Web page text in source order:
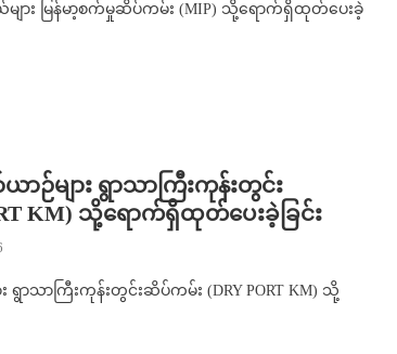
ား မြန်မာ့စက်မှုဆိပ်ကမ်း (MIP) သို့ရောက်ရှိထုတ်ပေးခဲ့
ာဉ်များ ရွာသာကြီးကုန်းတွင်း
KM) သို့ရောက်ရှိထုတ်ပေးခဲ့ခြင်း
ရွာသာကြီးကုန်းတွင်းဆိပ်ကမ်း (DRY PORT KM) သို့